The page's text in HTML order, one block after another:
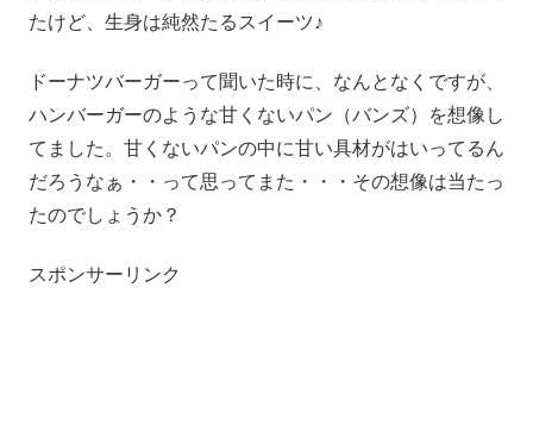
たけど、生身は純然たるスイーツ♪
ドーナツバーガーって聞いた時に、なんとなくですが、
ハンバーガーのような甘くないパン（バンズ）を想像し
てました。甘くないパンの中に甘い具材がはいってるん
だろうなぁ・・って思ってまた・・・その想像は当たっ
たのでしょうか？
スポンサーリンク